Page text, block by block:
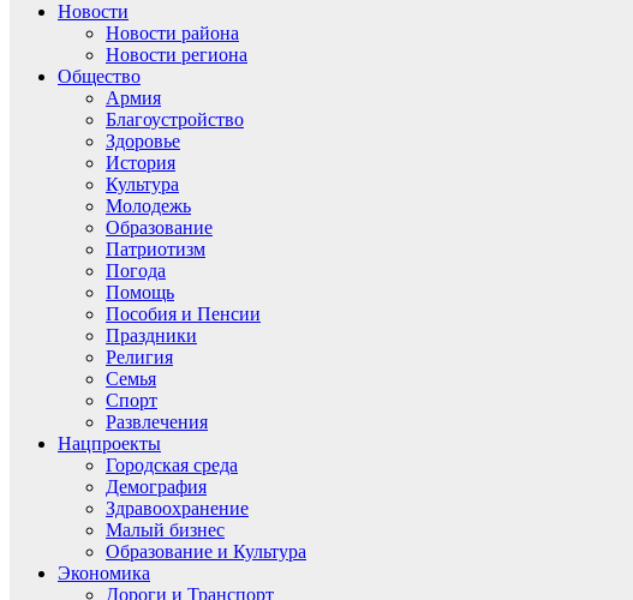
Новости
Новости района
Новости региона
Общество
Армия
Благоустройство
Здоровье
История
Культура
Молодежь
Образование
Патриотизм
Погода
Помощь
Пособия и Пенсии
Праздники
Религия
Семья
Спорт
Развлечения
Нацпроекты
Городская среда
Демография
Здравоохранение
Малый бизнес
Образование и Культура
Экономика
Дороги и Транспорт